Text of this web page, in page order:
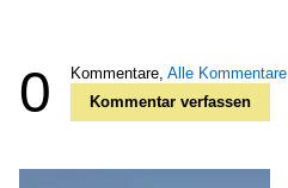
0 Kommentare, Alle Kommentare
Kommentar verfassen